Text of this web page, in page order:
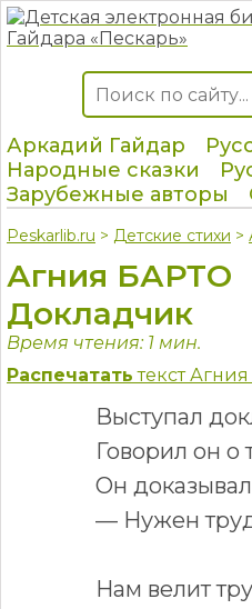
Аркадий Гайдар
Народные сказки
Зарубежные авторы
Peskarlib.ru > Детские стихи >
Агния БАРТО
Докладчик
Время чтения: 1 мин.
Распечатать текст
Выступал
Говорил он о
Он
— Нужен труд
Нам велит